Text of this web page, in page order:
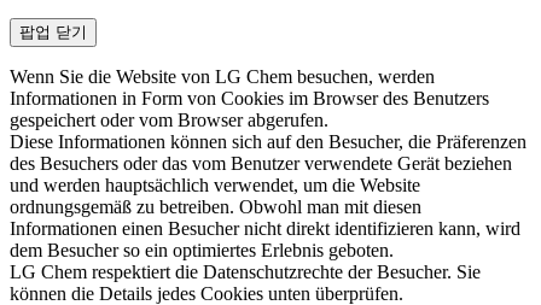
팝업 닫기
Wenn Sie die Website von LG Chem besuchen, werden
Informationen in Form von Cookies im Browser des Benutzers
gespeichert oder vom Browser abgerufen.
Diese Informationen können sich auf den Besucher, die Präferenzen
des Besuchers oder das vom Benutzer verwendete Gerät beziehen
und werden hauptsächlich verwendet, um die Website
ordnungsgemäß zu betreiben. Obwohl man mit diesen
Informationen einen Besucher nicht direkt identifizieren kann, wird
dem Besucher so ein optimiertes Erlebnis geboten.
LG Chem respektiert die Datenschutzrechte der Besucher. Sie
können die Details jedes Cookies unten überprüfen.